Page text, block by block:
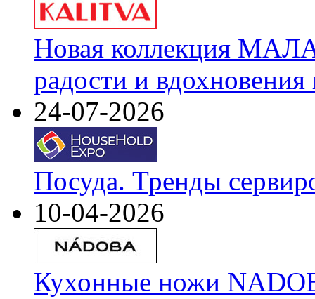
Новая коллекция
радости и
24-07-2026
Посуда. Тренды
10-04-2026
Кухонные ножи